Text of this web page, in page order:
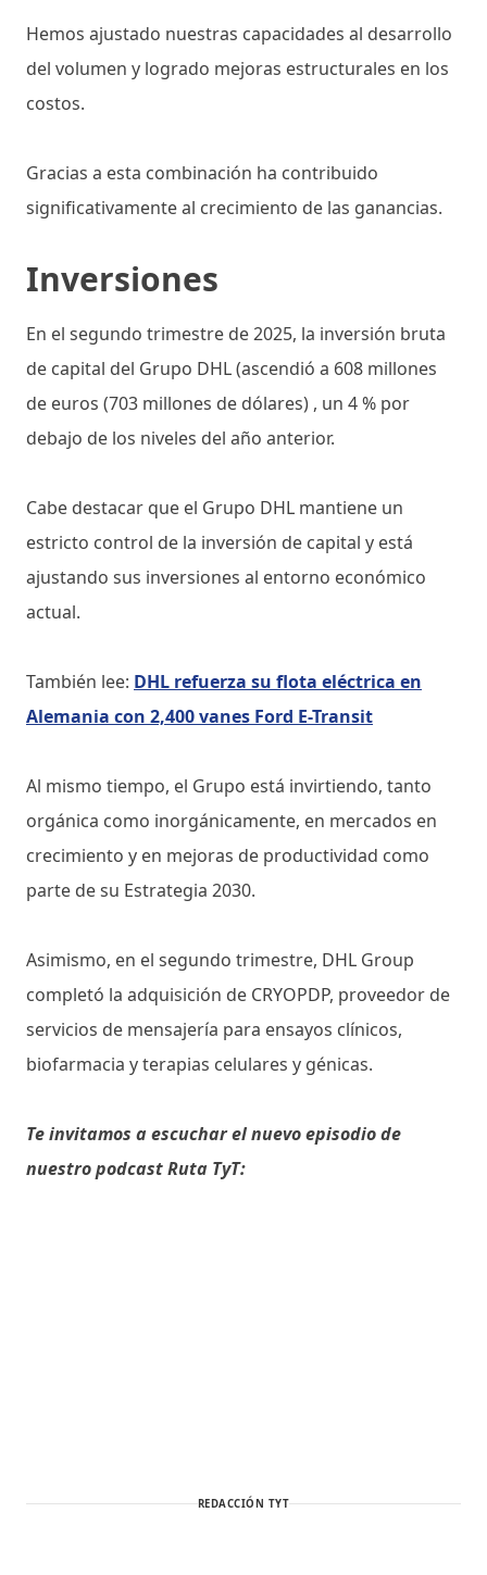
Hemos ajustado nuestras capacidades al desarrollo
del volumen y logrado mejoras estructurales en los
costos.
Gracias a esta combinación ha contribuido
significativamente al crecimiento de las ganancias.
Inversiones
En el segundo trimestre de 2025, la inversión bruta
de capital del Grupo DHL (ascendió a 608 millones
de euros (703 millones de dólares) , un 4 % por
debajo de los niveles del año anterior.
Cabe destacar que el Grupo DHL mantiene un
estricto control de la inversión de capital y está
ajustando sus inversiones al entorno económico
actual.
También lee: DHL refuerza su flota eléctrica en
Alemania con 2,400 vanes Ford E-Transit
Al mismo tiempo, el Grupo está invirtiendo, tanto
orgánica como inorgánicamente, en mercados en
crecimiento y en mejoras de productividad como
parte de su Estrategia 2030.
Asimismo, en el segundo trimestre, DHL Group
completó la adquisición de CRYOPDP, proveedor de
servicios de mensajería para ensayos clínicos,
biofarmacia y terapias celulares y génicas.
Te invitamos a escuchar el nuevo episodio de
nuestro podcast Ruta TyT:
REDACCIÓN TYT